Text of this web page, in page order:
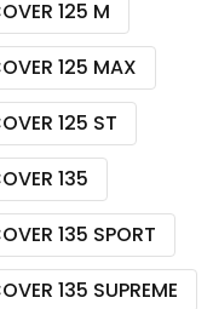
125 M
125 MAX
125 ST
135
135 SPORT
135 SUPREME